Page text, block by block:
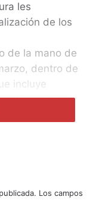
les
de los
de la mano de
dentro de
incluye
(Francia), el
Canaria o
coreografía del
estrenó el Ballet
Los campos